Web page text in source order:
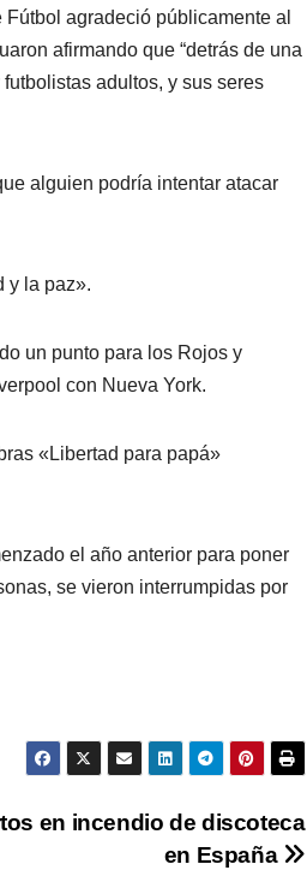
agradeció públicamente al
afirmando que “detrás de una
adultos, y sus seres
alguien podría intentar atacar
y la paz».
un punto para los Rojos y
con Nueva York.
«Libertad para papá»
el año anterior para poner
se vieron interrumpidas por
en incendio de discoteca
en España